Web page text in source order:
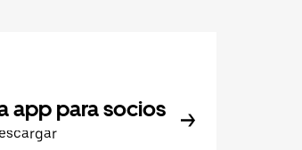
app para socios